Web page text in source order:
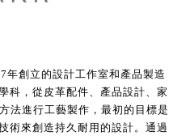
年創立的設計工作室和產品製造
科，從皮革配件、產品設計、家
法進行工藝製作，最初的目標是
術來創造持久耐用的設計。通過